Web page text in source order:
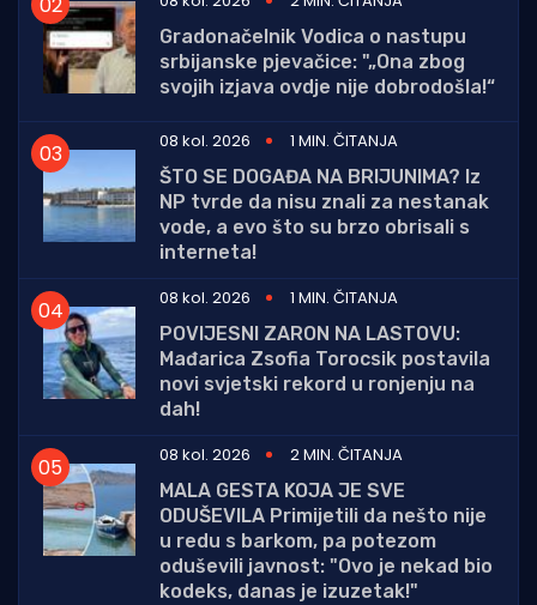
Gradonačelnik Vodica o nastupu
srbijanske pjevačice: "„Ona zbog
svojih izjava ovdje nije dobrodošla!“
08 kol. 2026
1 MIN. ČITANJA
ŠTO SE DOGAĐA NA BRIJUNIMA? Iz
NP tvrde da nisu znali za nestanak
vode, a evo što su brzo obrisali s
interneta!
08 kol. 2026
1 MIN. ČITANJA
POVIJESNI ZARON NA LASTOVU:
Mađarica Zsofia Torocsik postavila
novi svjetski rekord u ronjenju na
dah!
08 kol. 2026
2 MIN. ČITANJA
MALA GESTA KOJA JE SVE
ODUŠEVILA Primijetili da nešto nije
u redu s barkom, pa potezom
oduševili javnost: "Ovo je nekad bio
kodeks, danas je izuzetak!"